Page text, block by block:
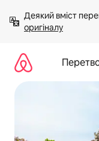
вмісту
Деякий вміст
оригіналу